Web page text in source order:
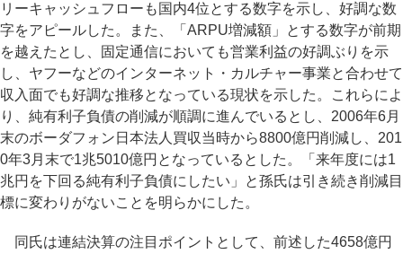
リーキャッシュフローも国内4位とする数字を示し、好調な数
字をアピールした。また、「ARPU増減額」とする数字が前期
を越えたとし、固定通信においても営業利益の好調ぶりを示
し、ヤフーなどのインターネット・カルチャー事業と合わせて
収入面でも好調な推移となっている現状を示した。これらによ
り、純有利子負債の削減が順調に進んでいるとし、2006年6月
末のボーダフォン日本法人買収当時から8800億円削減し、201
0年3月末で1兆5010億円となっているとした。「来年度には1
兆円を下回る純有利子負債にしたい」と孫氏は引き続き削減目
標に変わりがないことを明らかにした。
同氏は連結決算の注目ポイントとして、前述した4658億円